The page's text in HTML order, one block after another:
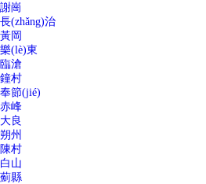
謝崗
長(zhǎng)治
黃岡
樂(lè)東
臨滄
鐘村
奉節(jié)
赤峰
大良
朔州
陳村
白山
薊縣